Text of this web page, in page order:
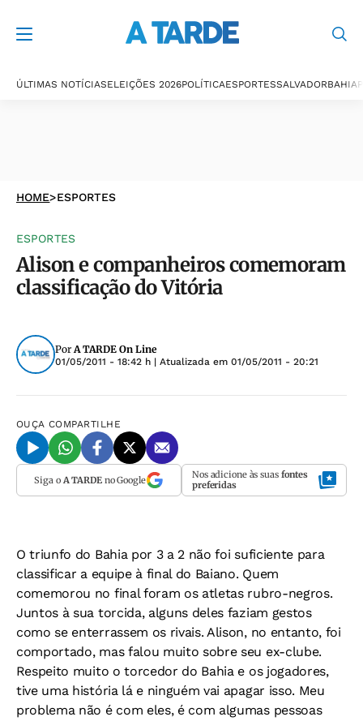
ÚLTIMAS NOTÍCIASELEIÇÕES 2026POLÍTICAESPORTESSALVADORBAHIA
HOME>ESPORTES
ESPORTES
Alison e companheiros comemoram
classificação do Vitória
PorA TARDE On Line
01/05/2011 - 18:42 h | Atualizada em 01/05/2011 - 20:21
OUÇA COMPARTILHE
Siga o A TARDEno Google Nos adicione às suas fontes
preferidas
O triunfo do Bahia por 3 a 2 não foi suficiente para
classificar a equipe à final do Baiano. Quem
comemorou no final foram os atletas rubro-negros.
Juntos à sua torcida, alguns deles faziam gestos
como se enterrassem os rivais. Alison, no entanto, foi
comportado, mas falou muito sobre seu ex-clube.
Respeito muito o torcedor do Bahia e os jogadores,
tive uma história lá e ninguém vai apagar isso. Meu
problema não é com eles, é com algumas pessoas